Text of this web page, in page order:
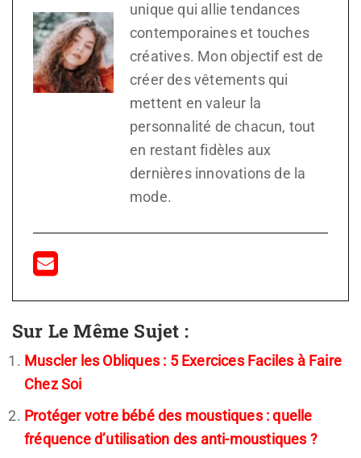
unique qui allie tendances
contemporaines et touches
créatives. Mon objectif est de
créer des vêtements qui
mettent en valeur la
personnalité de chacun, tout
en restant fidèles aux
dernières innovations de la
mode.
Sur Le Même Sujet :
Muscler les Obliques : 5 Exercices Faciles à Faire
Chez Soi
Protéger votre bébé des moustiques : quelle
fréquence d’utilisation des anti-moustiques ?